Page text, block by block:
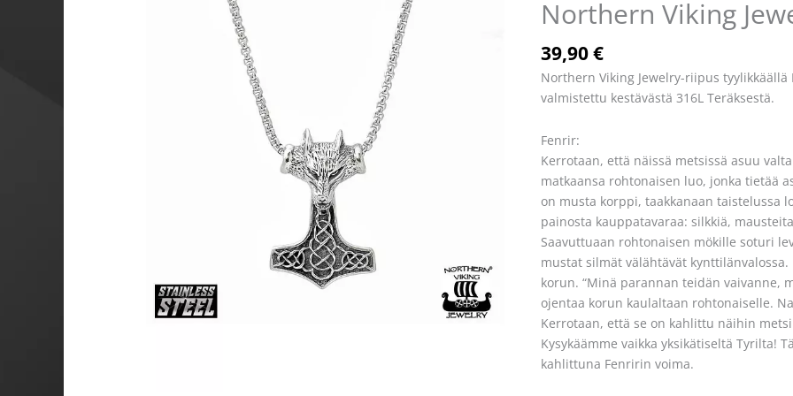
Northern Viking
39,90€
Northern Viking Jewelry-riipus
valmistettu kestävästä 316L Teräksestä.
Fenrir:
Kerrotaan, että näissä metsissä asuu
matkaansa rohtonaisen luo, jonka tietää
on musta korppi, taakkanaan taistelussa
painosta kauppatavaraa: silkkiä,
Saavuttuaan rohtonaisen mökille soturi
mustat silmät välähtävät
korun. “Minä parannan teidän vaivanne,
ojentaa korun kaulaltaan rohtonaiselle.
Kerrotaan, että se on kahlittu näihin
Kysykäämme vaikka yksikätiseltä Tyrilta!
kahlittuna Fenririn voima.
riipus
-
Northern
Viking
Jewelry
määrä